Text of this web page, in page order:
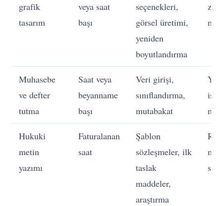
grafik
tasarım
veya saat
başı
seçenekleri,
görsel üretimi,
yeniden
boyutlandırma
Muhasebe
ve defter
tutma
Saat veya
beyanname
başı
Veri girişi,
sınıflandırma,
mutabakat
Hukuki
metin
yazımı
Faturalanan
saat
Şablon
sözleşmeler, ilk
taslak
maddeler,
araştırma